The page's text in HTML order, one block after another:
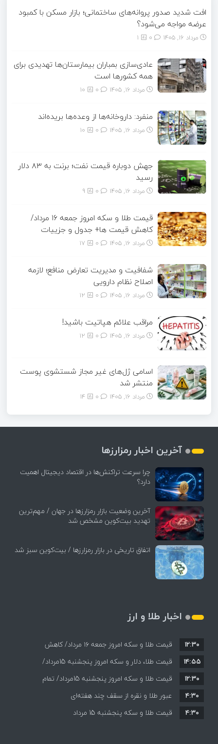
افت شدید صدور پروانه‌های ساختمانی؛ بازار مسکن با کمبود
عرضه مواجه می‌شود؟
مرداد ۱۶, ۱۴۰۵ 1
عادی‌سازی بمباران بیمارستان‌ها تهدیدی برای
همه کشورها است
مرداد ۱۶, ۱۴۰۵ 10
منفرد: داروخانه‌ها از وعده‌ها بریده‌اند
مرداد ۱۶, ۱۴۰۵ 10
جهش دوباره قیمت نفت؛ برنت به ۸۳ دلار
رسید
مرداد ۱۶, ۱۴۰۵ 9
قیمت طلا و سکه امروز جمعه ۱۶ مرداد/
کاهش قیمت ها+ جدول و جزییات
مرداد ۱۶, ۱۴۰۵ 17
شفافیت و مدیریت تعارض منافع؛ لازمه
اصلاح نظام دارویی
مرداد ۱۶, ۱۴۰۵ 12
مراقب علائم هپاتیت باشید!
مرداد ۱۶, ۱۴۰۵ 12
اسامی ژل‌های غیر مجاز شستشوی پوست
منتشر شد
مرداد ۱۶, ۱۴۰۵ 14
آخرین اخبار رمزارزها
چرا سرعت تراکنش‌ها در اقتصاد دیجیتال اهمیت
دارد؟
آخرین وضعیت بازار رمزارزها در جهان / مهم‌ترین
تهدید بیت‌کوین مشخص شد
اتفاق تاریخی در بازار رمزارزها / بیت‌کوین سبز شد
اخبار طلا و ارز
قیمت طلا و سکه امروز جمعه ۱۶ مرداد/ کاهش
قیمت ها+ جدول و جزییات
۱۲:۳۰
قیمت طلا، دلار و سکه امروز پنجشنبه 15مرداد/
افزایش قیمت ها + جدول
۱۴:۵۵
قیمت طلا و سکه امروز پنجشنبه 15مرداد/ تمام
قیمت ها بر مدار افزایش + جدول
۱۲:۳۰
عبور طلا و نقره از سقف چند هفته‌ای
۴:۳۰
قیمت طلا و سکه پنجشنبه 15 مرداد
۴:۳۰